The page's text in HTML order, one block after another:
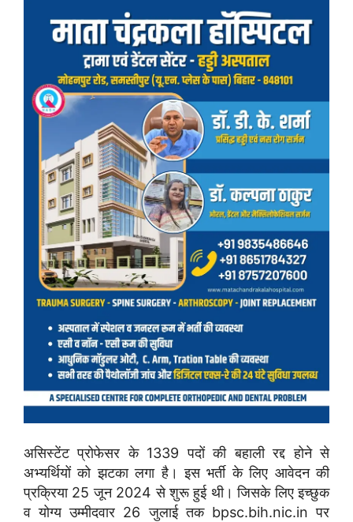
असिस्टेंट प्रोफेसर के 1339 पदों की बहाली रद्द होने से
अभ्यर्थियों को झटका लगा है। इस भर्ती के लिए आवेदन की
प्रक्रिया 25 जून 2024 से शुरू हुई थी। जिसके लिए इच्छुक
व योग्य उम्मीदवार 26 जुलाई तक bpsc.bih.nic.in पर